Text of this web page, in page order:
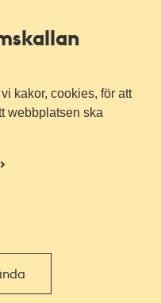
kakor, cookies, för att
webbplatsen ska